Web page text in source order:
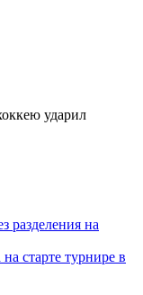
ударил
разделения на
старте турнире в